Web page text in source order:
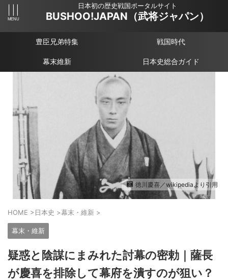
日本初の歴史戦国ポータルサイト
BUSHOO!JAPAN（武将ジャパン）
豊臣兄弟特集 戦国時代
幕末維新 日本史総合ガイド
徳川慶喜／wikipediaより引用
HOME >日本史 >幕末・維新 >
幕末・維新
疑惑と陰謀にまみれた討幕の密勅｜薩長
が慶喜を排除して幕府を潰すのが狙い？